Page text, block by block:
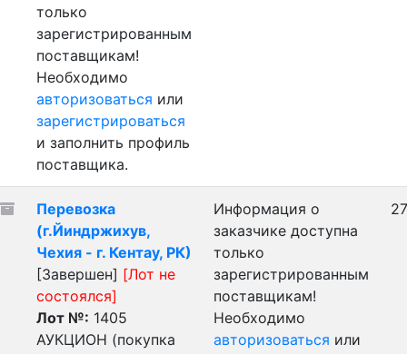
только
зарегистрированным
поставщикам!
Необходимо
авторизоваться или
зарегистрироваться
и заполнить профиль
поставщика.
Перевозка
(г.Йиндржихув,
Чехия - г. Кентау, РК)
[Завершен] [Лот не
состоялся]
Лот №: 1405
АУКЦИОН (покупка
Информация о
заказчике доступна
только
зарегистрированным
поставщикам!
Необходимо
авторизоваться или